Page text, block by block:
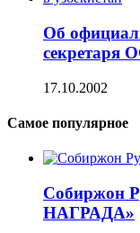
Об
секретаря
17.10.2002
Самое популярное
Собиржон
НАГРАДА»